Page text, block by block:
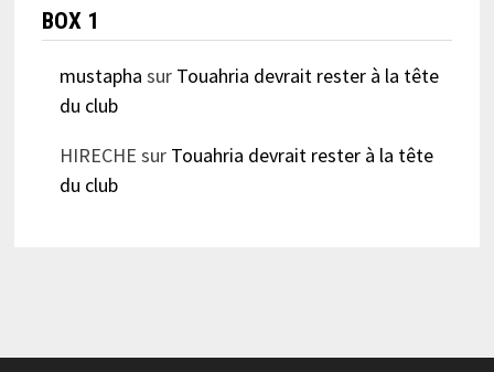
BOX 1
mustapha sur Touahria devrait rester à la tête
du club
HIRECHE sur Touahria devrait rester à la tête
du club